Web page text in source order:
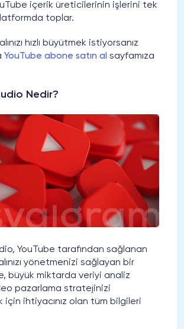
içerik üreticilerinin işlerini tek
toplar.
hızlı büyütmek istiyorsanız
YouTube abone satın al sayfamıza
Nedir?
YouTube tarafından sağlanan
yönetmenizi sağlayan bir
büyük miktarda veriyi analiz
pazarlama stratejinizi
için ihtiyacınız olan tüm bilgileri